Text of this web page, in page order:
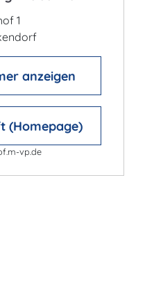
1
anzeigen
(Homepage)
vp.de